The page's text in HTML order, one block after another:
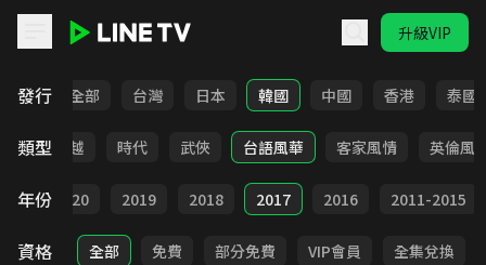
升級VIP
發行 全部 台灣 日本 韓國 中國 香港 泰國
類型
俠 穿越 時代 武俠 台語風華 客家風情 英倫風
年份 2020 2019 2018 2017 2016 2011-2015
資格 全部 免費 部分免費 VIP會員 全集兌換